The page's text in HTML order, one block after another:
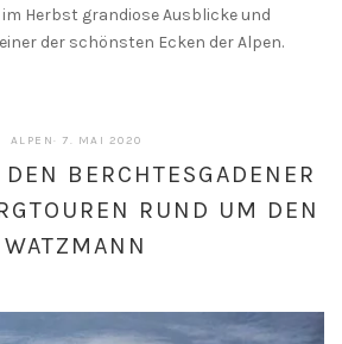
Herbst grandiose Ausblicke und
der schönsten Ecken der Alpen.
ALPEN· 7. MAI 2020
2020
BERCHTESGADENER
RUND UM DEN
WATZMANN